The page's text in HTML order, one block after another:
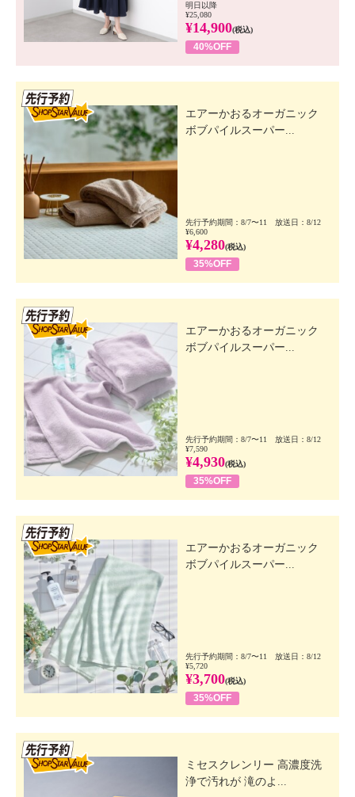
明日以降
¥25,080
¥14,900(税込)
40%OFF
エアーかおるオーガニック
ボブパイルスーパー...
先行予約期間：8/7〜11 放送日：8/12
¥6,600
¥4,280(税込)
35%OFF
エアーかおるオーガニック
ボブパイルスーパー...
先行予約期間：8/7〜11 放送日：8/12
¥7,590
¥4,930(税込)
35%OFF
エアーかおるオーガニック
ボブパイルスーパー...
先行予約期間：8/7〜11 放送日：8/12
¥5,720
¥3,700(税込)
35%OFF
ミセスクレンリー 高濃度洗
浄で汚れが 滝のよ...